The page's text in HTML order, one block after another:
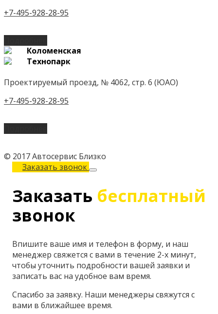
+7-495-928-28-95
Коломенская
Технопарк
Проектируемый проезд, № 4062, стр. 6 (ЮАО)
+7-495-928-28-95
© 2017 Автосервис Близко
Заказать звонок
Заказать бесплатный
звонок
Впишите ваше имя и телефон в форму, и наш
менеджер свяжется с вами в течение 2-х минут,
чтобы уточнить подробности вашей заявки и
записать вас на удобное вам время.
Спасибо за заявку. Наши менеджеры свяжутся с
вами в ближайшее время.